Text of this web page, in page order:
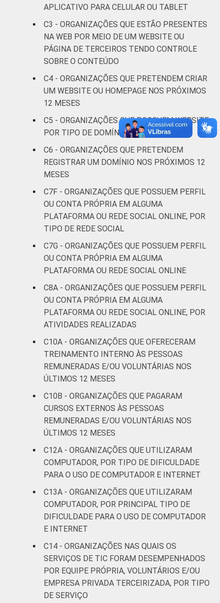
Saúde e
assistência
social
81 19
Habitação e
meio ambiente
Outros 83 17
Fonte: CGI.br/NIC.br, Centro Regional de
Estudos para o Desenvolvimento da
Sociedade da Informação (Cetic.br),
Pesquisa sobre o uso das tecnologias de
informação e comunicação nas organizações
Organizações Sem Fins Lucrativos 2022.
APLICATIVO PARA CELULAR OU TABLET
C3 - ORGANIZAÇÕES QUE ESTÃO PRESENTES
NA WEB POR MEIO DE UM WEBSITE OU
PÁGINA DE TERCEIROS TENDO CONTROLE
SOBRE O CONTEÚDO
C4 - ORGANIZAÇÕES QUE PRETENDEM CRIAR
UM WEBSITE OU HOMEPAGE NOS PRÓXIMOS
12 MESES
C5 - ORGANIZAÇÕES QUE POSSUEM WEBSITE,
POR TIPO DE DOMÍNIO
C6 - ORGANIZAÇÕES QUE PRETENDEM
REGISTRAR UM DOMÍNIO NOS PRÓXIMOS 12
MESES
C7F - ORGANIZAÇÕES QUE POSSUEM PERFIL
OU CONTA PRÓPRIA EM ALGUMA
PLATAFORMA OU REDE SOCIAL ONLINE, POR
TIPO DE REDE SOCIAL
C7G - ORGANIZAÇÕES QUE POSSUEM PERFIL
OU CONTA PRÓPRIA EM ALGUMA
PLATAFORMA OU REDE SOCIAL ONLINE
C8A - ORGANIZAÇÕES QUE POSSUEM PERFIL
OU CONTA PRÓPRIA EM ALGUMA
PLATAFORMA OU REDE SOCIAL ONLINE, POR
ATIVIDADES REALIZADAS
C10A - ORGANIZAÇÕES QUE OFERECERAM
TREINAMENTO INTERNO ÀS PESSOAS
REMUNERADAS E/OU VOLUNTÁRIAS NOS
ÚLTIMOS 12 MESES
C10B - ORGANIZAÇÕES QUE PAGARAM
CURSOS EXTERNOS ÀS PESSOAS
REMUNERADAS E/OU VOLUNTÁRIAS NOS
ÚLTIMOS 12 MESES
C12A - ORGANIZAÇÕES QUE UTILIZARAM
COMPUTADOR, POR TIPO DE DIFICULDADE
PARA O USO DE COMPUTADOR E INTERNET
C13A - ORGANIZAÇÕES QUE UTILIZARAM
COMPUTADOR, POR PRINCIPAL TIPO DE
DIFICULDADE PARA O USO DE COMPUTADOR
E INTERNET
C14 - ORGANIZAÇÕES NAS QUAIS OS
SERVIÇOS DE TIC FORAM DESEMPENHADOS
POR EQUIPE PRÓPRIA, VOLUNTÁRIOS E/OU
EMPRESA PRIVADA TERCEIRIZADA, POR TIPO
DE SERVIÇO